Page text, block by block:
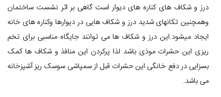
درز و شکاف های کناره های دیوار است گاهی بر اثر نشست ساختمان
وهمچنین تکانهای شدید درز و شکاف هایی در دیوارها وکناره های خانه
ایجاد میشود.این درز و شکاف ها می توانند جایگاه مناسبی برای تخم
ریزی این حشرات موذی باشد لذا پرکردن این منافذ و شکاف ها کمک
بسزایی در دفع خانگی این حشرات قبل از سمپاشی سوسک ریز آشپزخانه
می باشد.